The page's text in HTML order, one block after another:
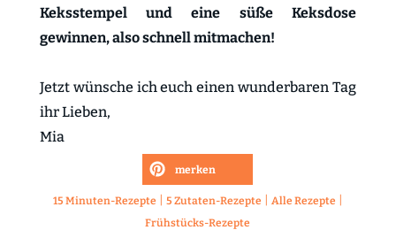
Keksstempel und eine süße Keksdose
gewinnen, also schnell mitmachen!
Jetzt wünsche ich euch einen wunderbaren Tag
ihr Lieben,
Mia
merken
15 Minuten-Rezepte 5 Zutaten-Rezepte Alle Rezepte
Frühstücks-Rezepte